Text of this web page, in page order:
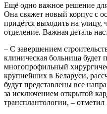
Ещё одно важное решение
Она свяжет новый корпус с
придётся выходить на улицу,
отделение. Важная деталь
– С завершением
клиническая больница будет
многопрофильный
крупнейших в Беларуси,
будут представлены все
за исключением открытой
трансплантологии, –